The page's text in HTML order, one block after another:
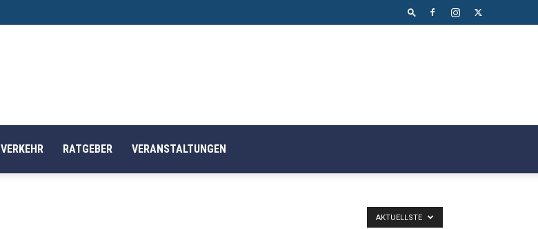
VERKEHR RATGEBER VERANSTALTUNGEN
AKTUELLSTE